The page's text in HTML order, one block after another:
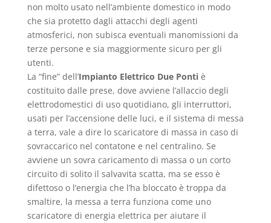
non molto usato nell’ambiente domestico in modo
che sia protetto dagli attacchi degli agenti
atmosferici, non subisca eventuali manomissioni da
terze persone e sia maggiormente sicuro per gli
utenti.
La “fine” dell’Impianto Elettrico Due Pontiè
costituito dalle prese, dove avviene l’allaccio degli
elettrodomestici di uso quotidiano, gli interruttori,
usati per l’accensione delle luci, e il sistema di messa
a terra, vale a dire lo scaricatore di massa in caso di
sovraccarico nel contatone e nel centralino. Se
avviene un sovra caricamento di massa o un corto
circuito di solito il salvavita scatta, ma se esso è
difettoso o l’energia che l’ha bloccato è troppa da
smaltire, la messa a terra funziona come uno
scaricatore di energia elettrica per aiutare il